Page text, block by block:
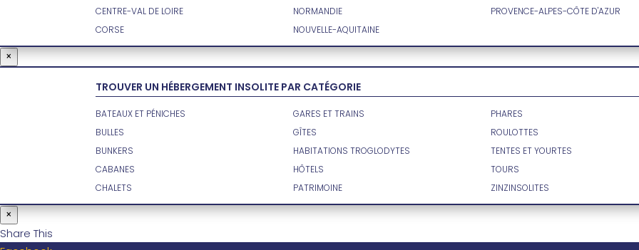
CENTRE-VAL DE LOIRE
CORSE
NORMANDIE
NOUVELLE-AQUITAINE
PROVENCE-ALPES-CÔTE D'AZUR
×
TROUVER UN HÉBERGEMENT INSOLITE PAR CATÉGORIE
BATEAUX ET PÉNICHES
BULLES
BUNKERS
CABANES
CHALETS
GARES ET TRAINS
GÎTES
HABITATIONS TROGLODYTES
HÔTELS
PATRIMOINE
PHARES
ROULOTTES
TENTES ET YOURTES
TOURS
ZINZINSOLITES
×
Share This